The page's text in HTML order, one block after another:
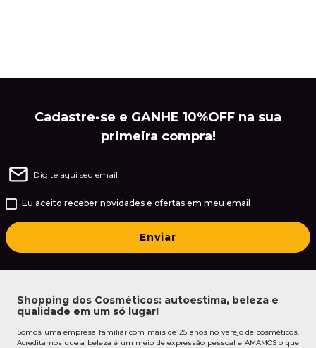
Cadastre-se e GANHE 10%OFF na sua
primeira compra!
Eu aceito receber novidades e ofertas em meu email
Enviar
Shopping dos Cosméticos: autoestima, beleza e
qualidade em um só lugar!
Somos uma empresa familiar com mais de 25 anos no varejo de cosméticos.
Acreditamos que a beleza é um meio de expressão pessoal e AMAMOS o que